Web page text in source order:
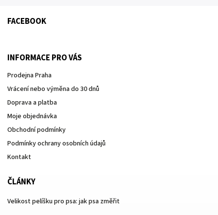
FACEBOOK
INFORMACE PRO VÁS
Prodejna Praha
Vrácení nebo výměna do 30 dnů
Doprava a platba
Moje objednávka
Obchodní podmínky
Podmínky ochrany osobních údajů
Kontakt
ČLÁNKY
Velikost pelíšku pro psa: jak psa změřit